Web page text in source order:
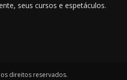
seus cursos e espetáculos.
direitos reservados.